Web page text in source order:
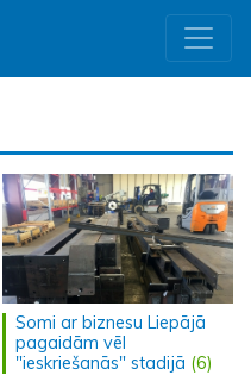
Somi ar biznesu Liepājā
pagaidām vēl
"ieskriešanās" stadijā (6)